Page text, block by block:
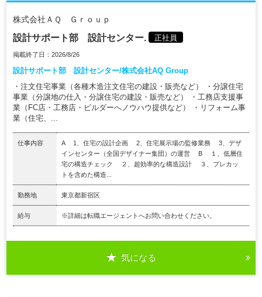
株式会社ＡＱ Ｇｒｏｕｐ
設計サポート部 設計センター. 正社員
掲載終了日：2026/8/26
設計サポート部 設計センター/株式会社AQ Group
・注文住宅事業（各種木造注文住宅の建設・販売など） ・分譲住宅
事業（分譲地の仕入・分譲住宅の建設・販売など） ・工務店支援事
業（FC店・工務店・ビルダーへノウハウ提供など） ・リフォーム事
業（住宅、...
仕事内容
A 1、住宅の設計企画 2、住宅展示場の監修業務 3、デザ
インセンター（全国デザイナー集団）の運営 B １、低層住
宅の構造チェック ２、超効率的な構造設計 ３、プレカッ
トを含めた構造...
勤務地 東京都新宿区
給与 ※詳細は転職エージェントへお問い合わせください。
気になる